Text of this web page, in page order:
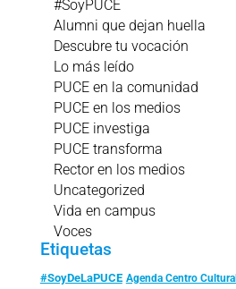
#SoyPUCE
Alumni que dejan huella
Descubre tu vocación
Lo más leído
PUCE en la comunidad
PUCE en los medios
PUCE investiga
PUCE transforma
Rector en los medios
Uncategorized
Vida en campus
Voces
Etiquetas
#SoyDeLaPUCE Agenda Centro Cultural